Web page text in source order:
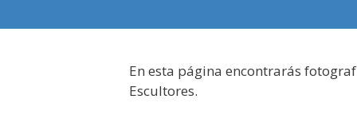
En esta página encontrarás
Escultores.